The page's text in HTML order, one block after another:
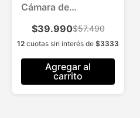
Cámara de
Vehículos 1 Und.
$39.990$57.490
12 cuotas sin interés de $3333
Agregar al
carrito